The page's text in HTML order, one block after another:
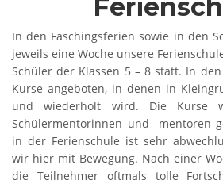
In den Faschingsferien sowie in den
jeweils eine Woche unsere
Schüler der Klassen 5 – 8 statt. In
Kurse angeboten, in denen in
und wiederholt wird. Die Kurse
Schülermentorinnen und -mentoren
in der Ferienschule ist sehr
wir hier mit Bewegung. Nach einer
die Teilnehmer oftmals tolle